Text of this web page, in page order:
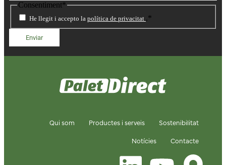
Consentiment*
He llegit i accepto la política de privacitat .*
Qui som Productes i serveis
Sostenibilitat
Notícies
Contacte